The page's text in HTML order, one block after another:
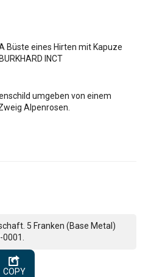
Büste eines Hirten mit Kapuze
INCT
umgeben von einem
Alpenrosen.
5 Franken (Base Metal)
0001.
COPY